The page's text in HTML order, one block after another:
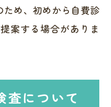
ため、初めから自費診
案する場合がありま
査について